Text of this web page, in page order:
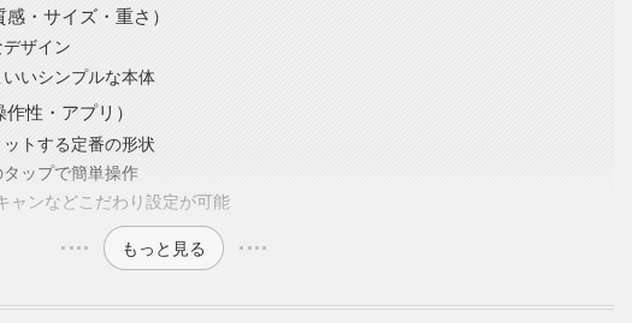
・サイズ・重さ）
ザイン
いシンプルな本体
性・アプリ）
トする定番の形状
ップで簡単操作
ャンなどこだわり設定が可能
もっと見る